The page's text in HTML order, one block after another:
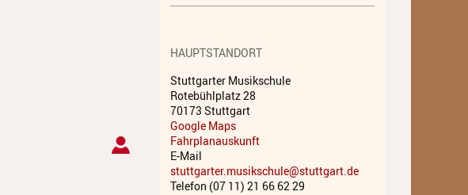
Instrumentenkarussell
Komposition
Musikproduktion, DJing und
Recording
Coaching
HAUPTSTANDORT
Stuttgarter Musikschule
Rotebühlplatz 28
70173 Stuttgart
Google Maps
Fahrplanauskunft
E-Mail
stuttgarter.musikschule@stuttgart.de
Telefon (07 11) 21 66 62 29